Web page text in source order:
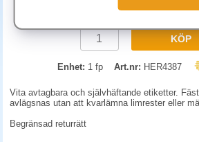
311.30 kr (inkl.
KÖP
Enhet: 1 fp Art.nr: HER4387
Vita avtagbara och självhäftande etiketter.
avlägsnas utan att kvarlämna limrester eller
Begränsad returrätt